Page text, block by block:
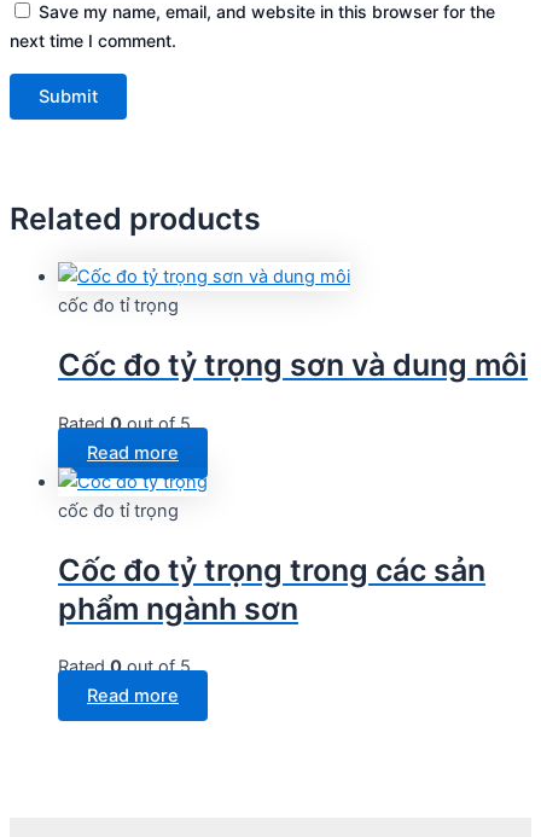
Save my name, email, and website in this browser for the
next time I comment.
Related products
cốc đo tỉ trọng
Cốc đo tỷ trọng sơn và dung môi
Rated0out of 5
Read more
cốc đo tỉ trọng
Cốc đo tỷ trọng trong các sản
phẩm ngành sơn
Rated0out of 5
Read more